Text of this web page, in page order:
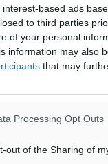
based ads
to third parties
of your personal
information may also
that may
Processing Opt Outs
out of the Sharing of